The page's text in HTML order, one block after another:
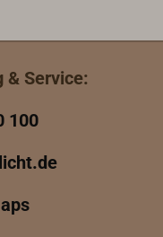
& Service:
100